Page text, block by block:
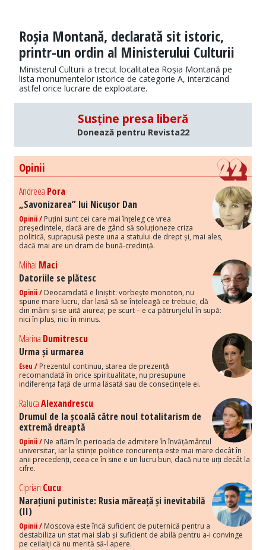
Roșia Montană, declarată sit istoric,
printr-un ordin al Ministerului Culturii
Ministerul Culturii a trecut localitatea Roșia Montană pe
lista monumentelor istorice de categorie A, interzicand
astfel orice lucrare de exploatare.
Susține presa liberă
Donează pentru Revista22
Opinii
Andreea Pora
„Savonizarea” lui Nicușor Dan
Opinii / Puțini sunt cei care mai înțeleg ce vrea
președintele, dacă are de gând să soluționeze criza
politică, suprapusă peste una a statului de drept și, mai ales,
dacă mai are un dram de bună-credință.
Mihai Maci
Datoriile se plătesc
Opinii / Deocamdată e liniștit: vorbește monoton, nu
spune mare lucru, dar lasă să se înțeleagă ce trebuie, dă
din mâini și se uită aiurea; pe scurt – e ca pătrunjelul în supă:
nici în plus, nici în minus.
Marina Dumitrescu
Urma și urmarea
Eseu / Prezentul continuu, starea de prezență
recomandată în orice spiritualitate, nu presupune
indiferența față de urma lăsată sau de consecințele ei.
RalucaAlexandrescu
Drumul de la școală către noul totalitarism de
extremă dreaptă
Opinii / Ne aflăm în perioada de admitere în învățământul
universitar, iar la științe politice concurența este mai mare decât în
anii precedenți, ceea ce în sine e un lucru bun, dacă nu te uiți decât la
cifre.
Ciprian Cucu
Narațiuni putiniste: Rusia măreață și inevitabilă
(II)
Opinii / Moscova este încă suficient de puternică pentru a
destabiliza un stat mai slab și suficient de abilă pentru a-i convinge
pe ceilalți că nu merită să-l apere.